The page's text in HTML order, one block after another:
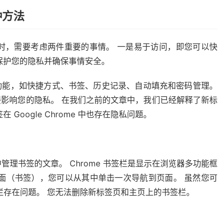
法
需要考虑两件重要的事情。 一是易于访问，即您可以快
您的隐私并确保事情安全。
，如快捷方式、书签、历史记录、自动填充和密码管理。
响您的隐私。 在我们之前的文章中，我们已经解释了新标
Google Chrome 中也存在隐私问题。
理书签的文章。 Chrome 书签栏是显示​​在浏览器多功能框
（书签），您可以从其中单击一次导航到页面。 虽然您可
在问题。 您无法删除新标签页和主页上的书签栏。